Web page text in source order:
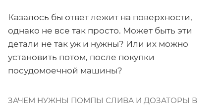
Казалось бы ответ лежит на поверхности,
однако не все так просто. Может быть эти
детали не так уж и нужны? Или их можно
установить потом, после покупки
посудомоечной машины?
ЗАЧЕМ НУЖНЫ ПОМПЫ СЛИВА И ДОЗАТОРЫ В